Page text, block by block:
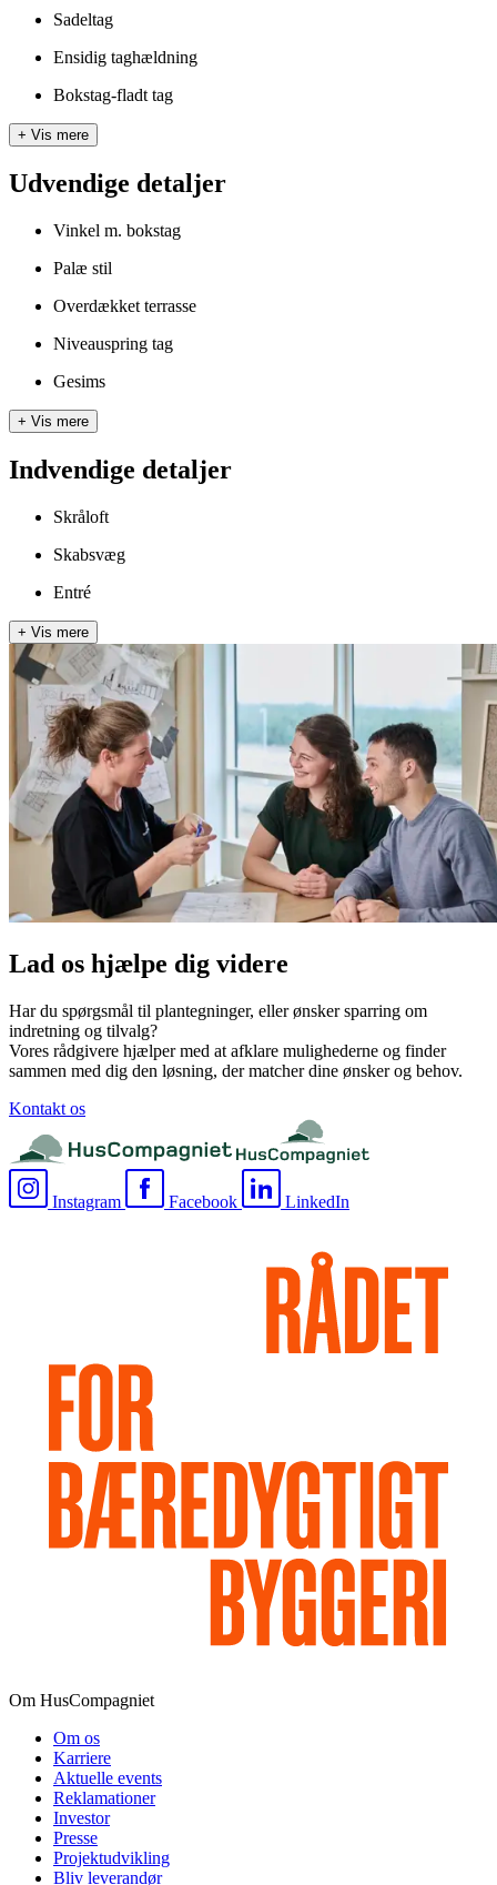
Sadeltag
Ensidig taghældning
Bokstag-fladt tag
+ Vis mere
Udvendige detaljer
Vinkel m. bokstag
Palæ stil
Overdækket terrasse
Niveauspring tag
Gesims
+ Vis mere
Indvendige detaljer
Skråloft
Skabsvæg
Entré
+ Vis mere
Lad os hjælpe dig videre
Har du spørgsmål til plantegninger, eller ønsker sparring om
indretning og tilvalg?
Vores rådgivere hjælper med at afklare mulighederne og finder
sammen med dig den løsning, der matcher dine ønsker og behov.
Kontakt os
Instagram Facebook LinkedIn
Om HusCompagniet
Om os
Karriere
Aktuelle events
Reklamationer
Investor
Presse
Projektudvikling
Bliv leverandør